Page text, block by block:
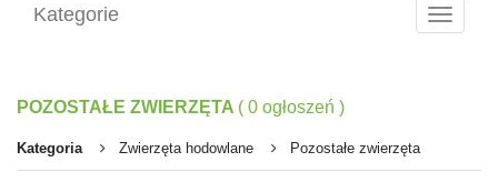
Toggle
Kategorie
POZOSTAŁE ZWIERZĘTA ( 0 ogłoszeń )
Kategoria Zwierzęta hodowlane Pozostałe zwierzęta